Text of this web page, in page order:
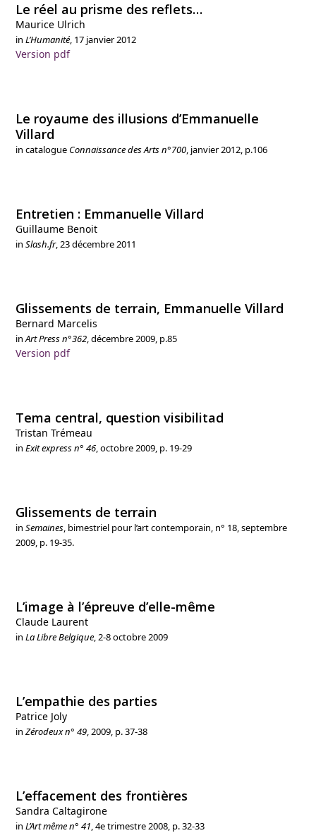
Le réel au prisme des reflets…
Maurice Ulrich
inL’Humanité, 17 janvier 2012
Version pdf
Le royaume des illusions d’Emmanuelle
Villard
in catalogue Connaissance des Arts n°700, janvier 2012, p.106
Entretien : Emmanuelle Villard
Guillaume Benoit
inSlash.fr, 23 décembre 2011
Glissements de terrain, Emmanuelle Villard
Bernard Marcelis
inArt Press n°362, décembre 2009, p.85
Version pdf
Tema central, question visibilitad
Tristan Trémeau
inExit expressn° 46, octobre 2009, p. 19-29
Glissements de terrain
inSemaines, bimestriel pour l’art contemporain, n° 18, septembre
2009, p. 19-35.
L’image à l’épreuve d’elle-même
Claude Laurent
inLa Libre Belgique, 2-8 octobre 2009
L’empathie des parties
Patrice Joly
inZérodeux n° 49, 2009, p. 37-38
L’effacement des frontières
Sandra Caltagirone
inL’Art même n° 41, 4etrimestre 2008, p. 32-33